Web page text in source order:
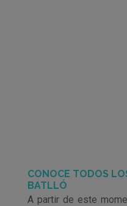
CONOCE TODOS
BATLLÓ
A partir de este